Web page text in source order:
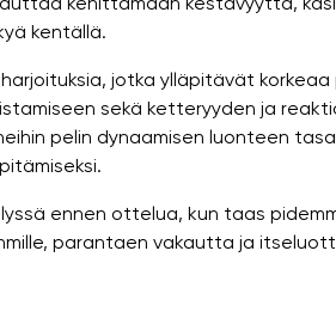
kentällä.
jotka ylläpitävät
sekä ketteryyden ja
pelin dynaamisen luonteen
ennen ottelua, kun taas
parantaen vakautta ja